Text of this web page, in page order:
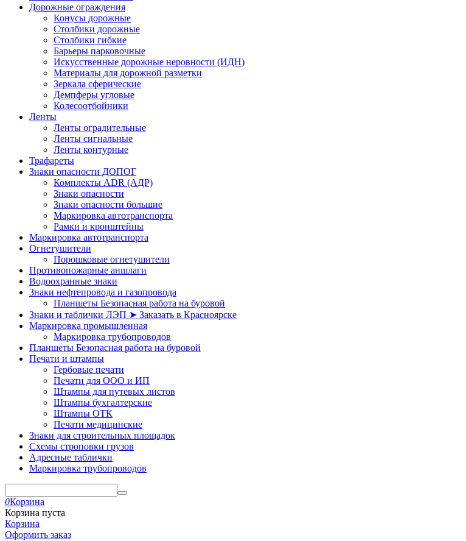
Дорожные ограждения
Конусы дорожные
Столбики дорожные
Столбики гибкие
Барьеры парковочные
Искусственные дорожные неровности (ИДН)
Материалы для дорожной разметки
Зеркала сферические
Демпферы угловые
Колесоотбойники
Ленты
Ленты оградительные
Ленты сигнальные
Ленты контурные
Трафареты
Знаки опасности ДОПОГ
Комплекты ADR (АДР)
Знаки опасности
Знаки опасности большие
Маркировка автотранспорта
Рамки и кронштейны
Маркировка автотранспорта
Огнетушители
Порошковые огнетушители
Противопожарные аншлаги
Водоохранные знаки
Знаки нефтепровода и газопровода
Планшеты Безопасная работа на буровой
Знаки и таблички ЛЭП ➤ Заказать в Красноярске
Маркировка промышленная
Маркировка трубопроводов
Планшеты Безопасная работа на буровой
Печати и штампы
Гербовые печати
Печати для ООО и ИП
Штампы для путевых листов
Штампы бухгалтерские
Штампы ОТК
Печати медицинские
Знаки для строительных площадок
Схемы строповки грузов
Адресные таблички
Маркировка трубопроводов
0Корзина
Корзина пуста
Корзина
Оформить заказ